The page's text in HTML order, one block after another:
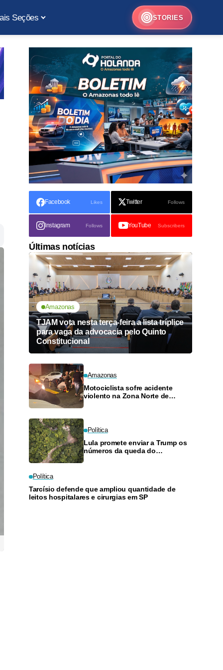
Seções STORIES
Facebook Likes Twitter Follows
Instagram Follows YouTube Subscribers
Últimas notícias
Amazonas
TJAM vota nesta terça-feira a lista tríplice
para vaga da advocacia pelo Quinto
Constitucional
Amazonas
Motociclista sofre acidente
violento na Zona Norte de
Política
Lula promete enviar a Trump os
números da queda do
Política
Tarcísio defende que ampliou quantidade de
leitos hospitalares e cirurgias em SP